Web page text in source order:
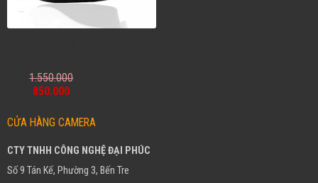
1.550.000
850.000
CỬA HÀNG CAMERA
CTY TNHH CÔNG NGHỆ ĐẠI PHÚC
Số 9 Tán Kế, Phường 3, Bến Tre